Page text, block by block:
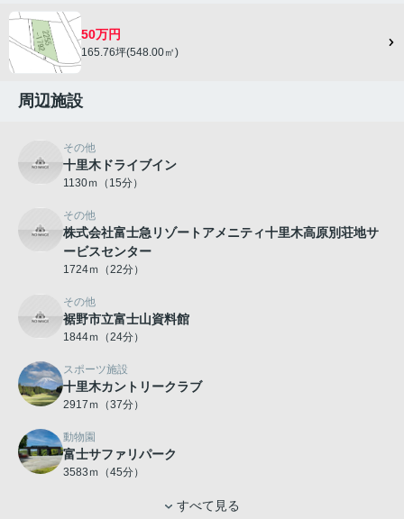
50万円
165.76坪(548.00㎡)
周辺施設
その他
十里木ドライブイン
1130ｍ（15分）
その他
株式会社富士急リゾートアメニティ十里木高原別荘地サ
ービスセンター
1724ｍ（22分）
その他
裾野市立富士山資料館
1844ｍ（24分）
スポーツ施設
十里木カントリークラブ
2917ｍ（37分）
動物園
富士サファリパーク
3583ｍ（45分）
すべて見る